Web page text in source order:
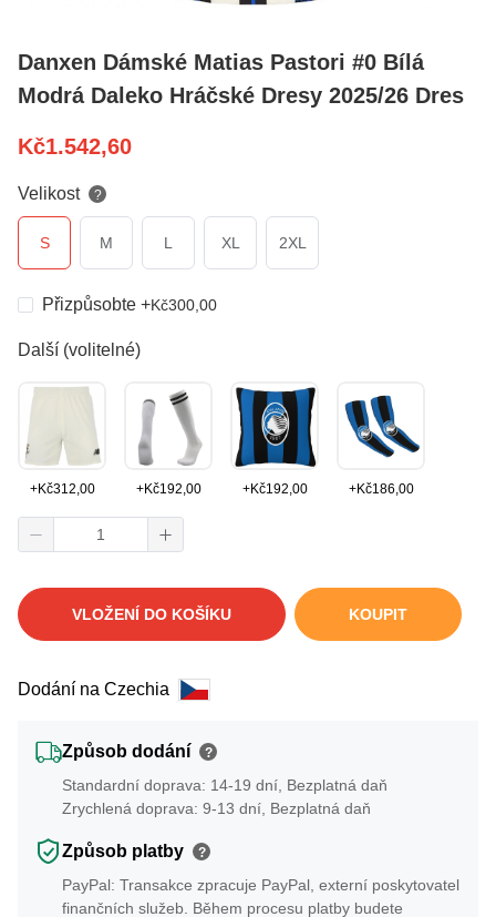
Danxen Dámské Matias Pastori #0 Bílá
Modrá Daleko Hráčské Dresy 2025/26 Dres
Kč1.542,60
Velikost ?
S M L XL 2XL
Přizpůsobte +Kč300,00
Další (volitelné)
+Kč312,00 +Kč192,00 +Kč192,00 +Kč186,00
VLOŽENÍ DO KOŠÍKU KOUPIT
Dodání na Czechia
Způsob dodání ?
Standardní doprava: 14-19 dní, Bezplatná daň
Zrychlená doprava: 9-13 dní, Bezplatná daň
Způsob platby ?
PayPal: Transakce zpracuje PayPal, externí poskytovatel
finančních služeb. Během procesu platby budete